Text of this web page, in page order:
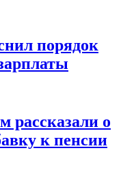
порядок
рассказали о
к пенсии